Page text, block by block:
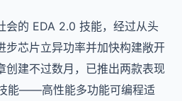
会的 EDA 2.0 技能，经过从头
步芯片立异功率并加快构建敞开
创建不过数月，已推出两款表现
能——高性能多功能可编程适